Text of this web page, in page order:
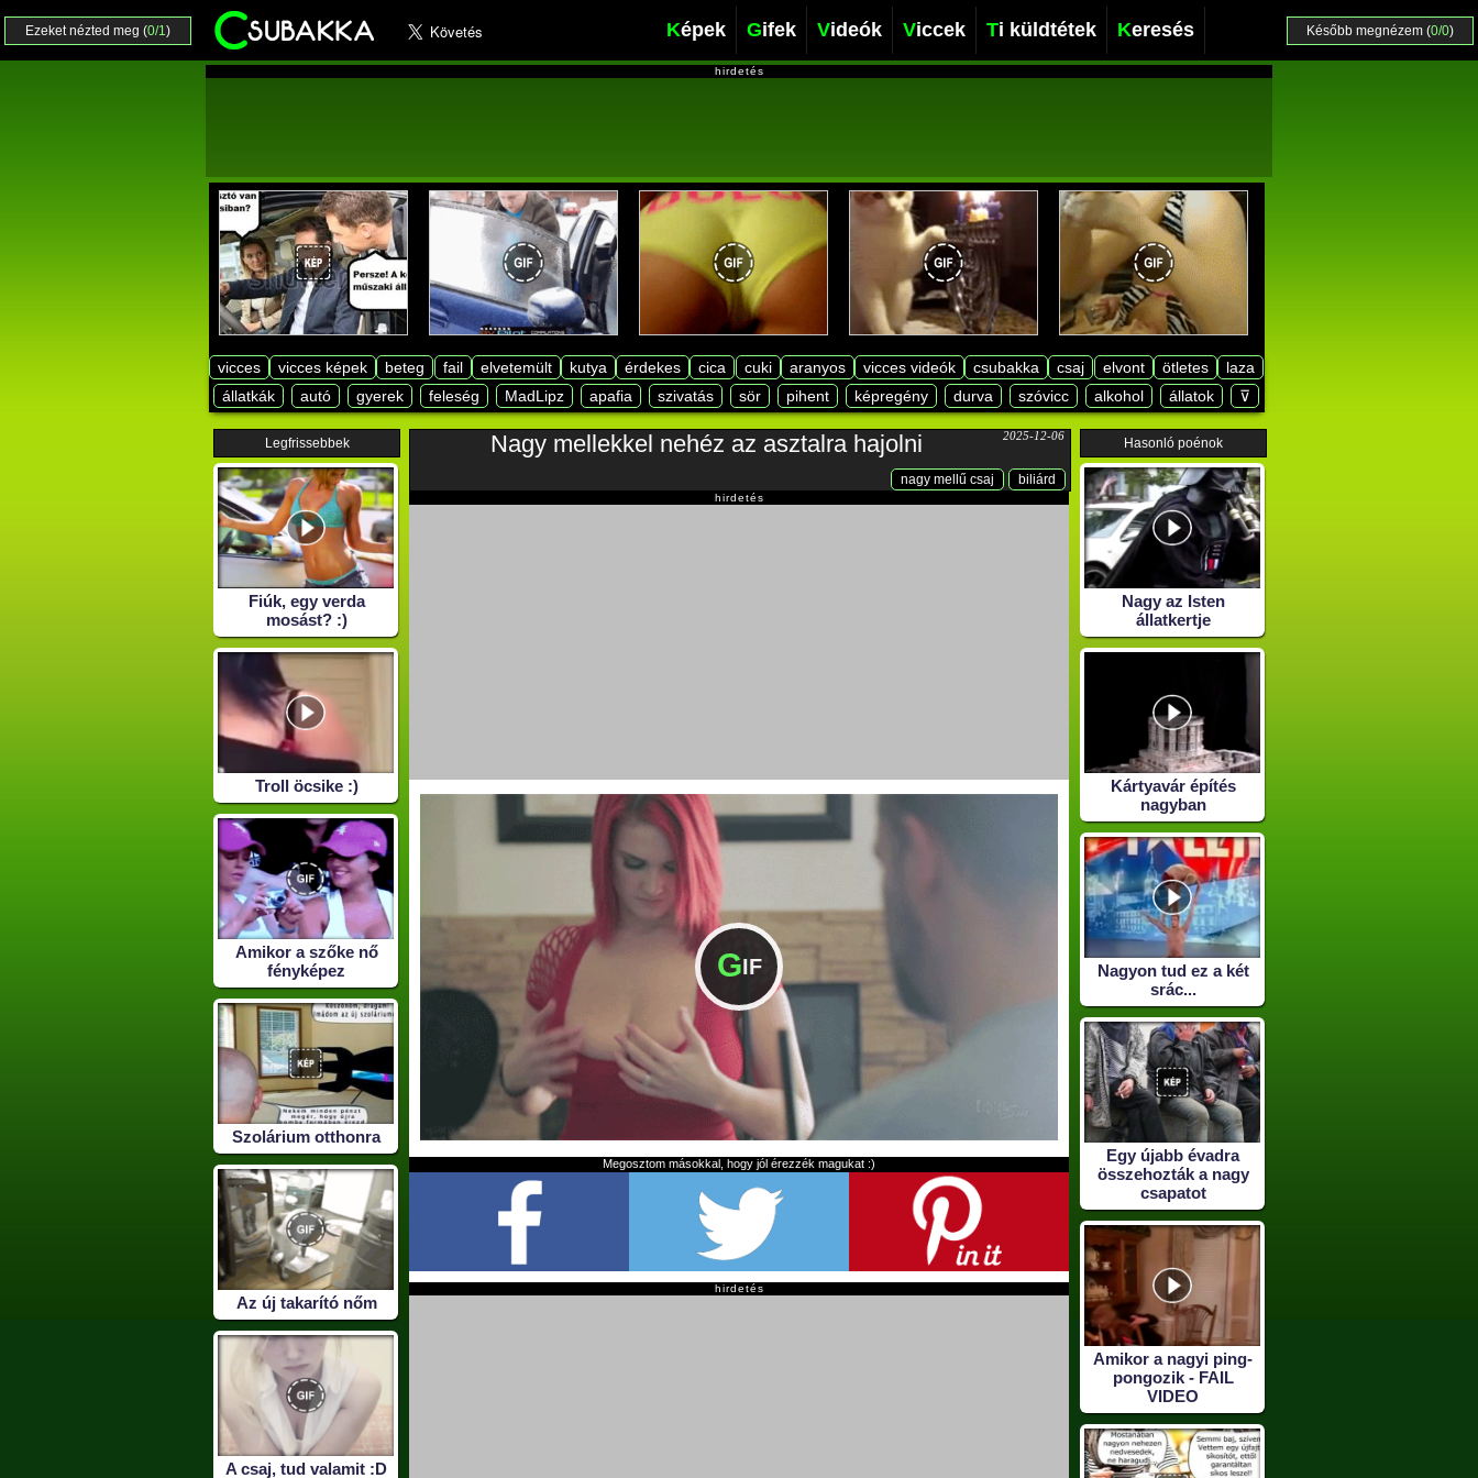
Ezeket nézted meg (0/1) Később megnézem (0/0)
Képek Gifek Videók Viccek Ti küldtétek Keresés
hirdetés
vicces vicces képek beteg fail elvetemült kutya érdekes cica cuki aranyos vicces videók csubakka csaj elvont ötletes
laza
állatkák
autó gyerek feleség MadLipz apafia szivatás sör pihent képregény durva szóvicc alkohol állatok ⊽
Legfrissebbek
Fiúk, egy verda
mosást? :)
Troll öcsike :)
Amikor a szőke nő
fényképez
Szolárium otthonra
Az új takarító nőm
A csaj, tud valamit :D
2025-12-06
Nagy mellekkel nehéz az asztalra hajolni
biliárd
nagy mellű csaj
hirdetés
GIF
Megosztom másokkal, hogy jól érezzék magukat :)
hirdetés
Hasonló poénok
Nagy az Isten
állatkertje
Kártyavár építés
nagyban
Nagyon tud ez a két
srác...
Egy újabb évadra
összehozták a nagy
csapatot
Amikor a nagyi ping-
pongozik - FAIL
VIDEO